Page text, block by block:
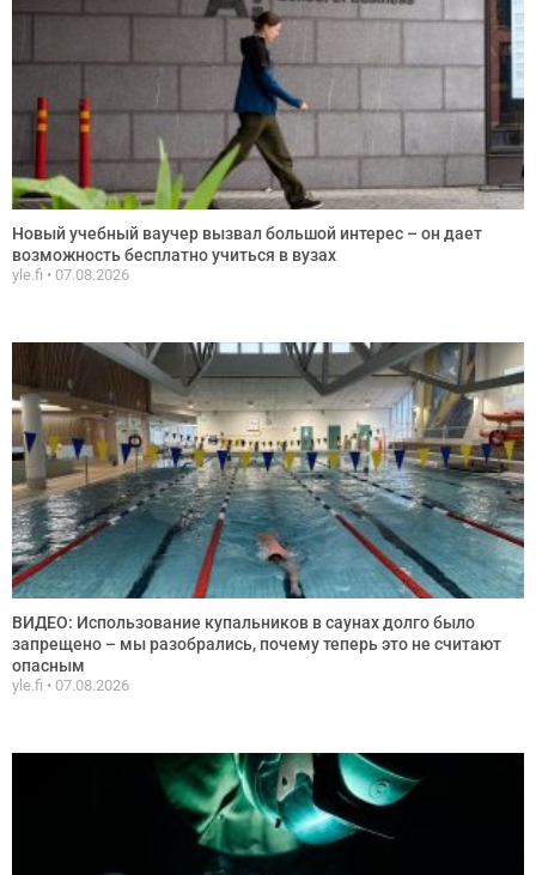
Новый учебный ваучер вызвал большой интерес – он дает
возможность бесплатно учиться в вузах
yle.fi 07.08.2026
ВИДЕО: Использование купальников в саунах долго было
запрещено – мы разобрались, почему теперь это не считают
опасным
yle.fi 07.08.2026